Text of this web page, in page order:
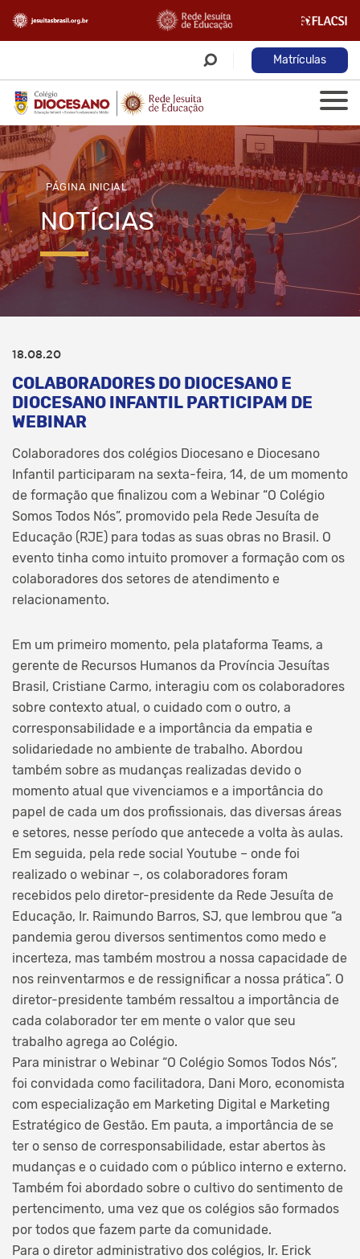
Matrículas
PÁGINA INICIAL
NOTÍCIAS
18.08.20
COLABORADORES DO DIOCESANO E
DIOCESANO INFANTIL PARTICIPAM DE
WEBINAR
Colaboradores dos colégios Diocesano e Diocesano
Infantil participaram na sexta-feira, 14, de um momento
de formação que finalizou com a Webinar “O Colégio
Somos Todos Nós”, promovido pela Rede Jesuíta de
Educação (RJE) para todas as suas obras no Brasil. O
evento tinha como intuito promover a formação com os
colaboradores dos setores de atendimento e
relacionamento.
Em um primeiro momento, pela plataforma Teams, a
gerente de Recursos Humanos da Província Jesuítas
Brasil, Cristiane Carmo, interagiu com os colaboradores
sobre contexto atual, o cuidado com o outro, a
corresponsabilidade e a importância da empatia e
solidariedade no ambiente de trabalho. Abordou
também sobre as mudanças realizadas devido o
momento atual que vivenciamos e a importância do
papel de cada um dos profissionais, das diversas áreas
e setores, nesse período que antecede a volta às aulas.
Em seguida, pela rede social Youtube – onde foi
realizado o webinar –, os colaboradores foram
recebidos pelo diretor-presidente da Rede Jesuíta de
Educação, Ir. Raimundo Barros, SJ, que lembrou que “a
pandemia gerou diversos sentimentos como medo e
incerteza, mas também mostrou a nossa capacidade de
nos reinventarmos e de ressignificar a nossa prática”. O
diretor-presidente também ressaltou a importância de
cada colaborador ter em mente o valor que seu
trabalho agrega ao Colégio.
Para ministrar o Webinar “O Colégio Somos Todos Nós”,
foi convidada como facilitadora, Dani Moro, economista
com especialização em Marketing Digital e Marketing
Estratégico de Gestão. Em pauta, a importância de se
ter o senso de corresponsabilidade, estar abertos às
mudanças e o cuidado com o público interno e externo.
Também foi abordado sobre o cultivo do sentimento de
pertencimento, uma vez que os colégios são formados
por todos que fazem parte da comunidade.
Para o diretor administrativo dos colégios, Ir. Erick